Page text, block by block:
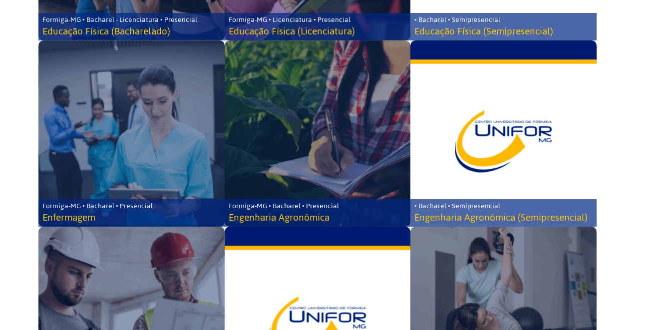
Formiga-MG • Bacharel - Licenciatura • Presencial
Educação Física (Bacharelado)
Formiga-MG • Licenciatura • Presencial
Educação Física (Licenciatura)
• Bacharel • Semipresencial
Educação Física (Semipresencial)
Formiga-MG • Bacharel • Presencial
Enfermagem
Formiga-MG • Bacharel • Presencial
Engenharia Agronômica
• Bacharel • Semipresencial
Engenharia Agronômica (Semipresencial)